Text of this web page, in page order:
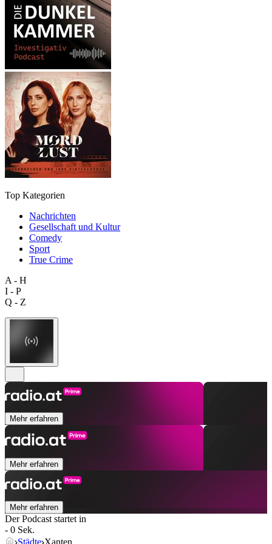
Top Kategorien
Nachrichten
Gesellschaft und Kultur
Comedy
Sport
True Crime
A - H
I - P
Q - Z
Mehr erfahren
Mehr erfahren
Mehr erfahren
Der Podcast startet in
- 0 Sek.